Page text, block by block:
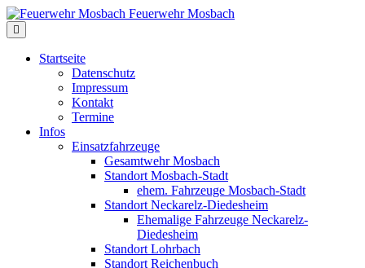
Feuerwehr Mosbach
Startseite
Datenschutz
Impressum
Kontakt
Termine
Infos
Einsatzfahrzeuge
Gesamtwehr Mosbach
Standort Mosbach-Stadt
ehem. Fahrzeuge Mosbach-Stadt
Standort Neckarelz-Diedesheim
Ehemalige Fahrzeuge Neckarelz-
Diedesheim
Standort Lohrbach
Standort Reichenbuch